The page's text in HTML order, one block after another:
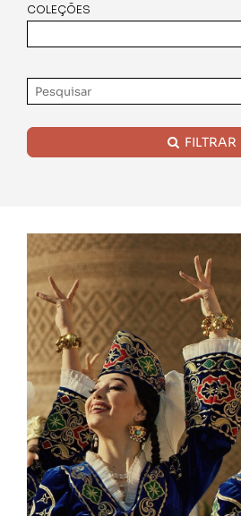
COLEÇÕES
FILTRAR